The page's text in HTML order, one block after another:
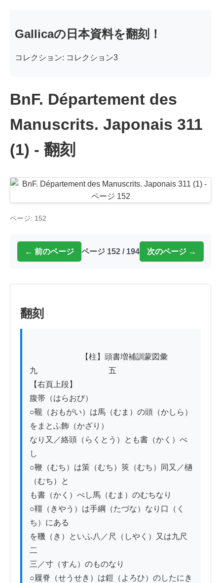
Gallicaの日本資料を翻刻！
コレクション: コレクション3
BnF. Département des
Manuscrits. Japonais 311
(1) - 翻刻
ページ: 152
← 前のページ ページ 152 / 194 次のページ →
翻刻
九　　　　　　　　　五
【右頁上段】
腹帯（はらおび）
○䪊（おもがい）は馬（むま）の頭（かしら）
をまとふ飾（かざり）
なり又／絡頭（らくとう）とも書（かく）べ
し
○鞭（むち）は策（むち）筴（むち）同又／檛
（むち）と
も書（かく）べし馬（むま）のむちなり
○韁（きやう）は手綱（たづな）なり口（く
ち）にある
を鞿（き）といふ八／尺（しやく）又は九尺
二
三／寸（すん）のものなり
○屧脊（せうせき）は鎧（よろひ）のしたにき